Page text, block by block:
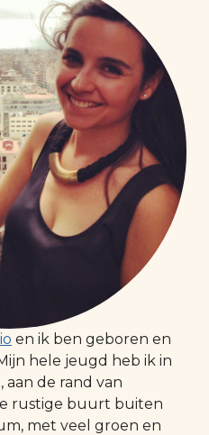
en ik ben geboren en
hele jeugd heb ik in
aan de rand van
rustige buurt buiten
met veel groen en